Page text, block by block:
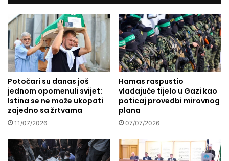
0
1
9
1
0
)
-
s
v
j
e
k
i
i
k
r
Potočari su danas još
jednom opomenuli svijet:
Istina se ne može ukopati
zajedno sa žrtvama
11/07/2026
Hamas raspustio
vladajuće tijelo u Gazi kao
poticaj provedbi mirovnog
plana
07/07/2026